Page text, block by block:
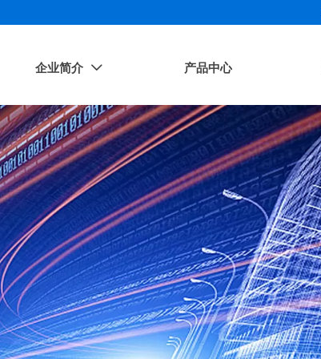
企业简介  产品中心